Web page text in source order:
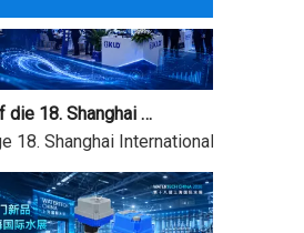
Rückblick auf die 18. Shanghai International Water Exhibition und Feiertagsmitteilung zum Drachenbootfest
18. Shanghai International Water